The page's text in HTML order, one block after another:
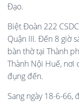
Đạo.
Biệt Đoàn 222
Quận III. Đến 8 giờ
bàn thờ tại Thành
Thành Nội Huế, nơi
đụng đến.
Sang ngày 18-6-